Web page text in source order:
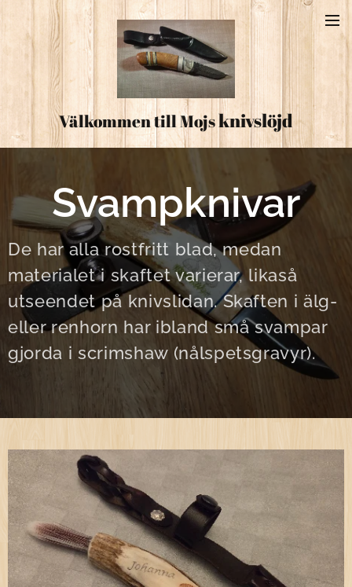
Välkommen till Mojsknivslöjd
Svampknivar
De har alla rostfritt blad, medan
materialet i skaftet varierar, likaså
utseendet på knivslidan. Skaften i älg-
eller renhorn har ibland små svampar
gjorda i scrimshaw (nålspetsgravyr).